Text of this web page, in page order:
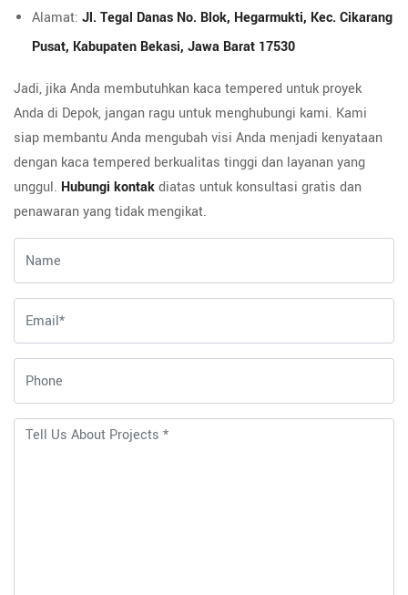
Alamat: Jl. Tegal Danas No. Blok, Hegarmukti, Kec. Cikarang
Pusat, Kabupaten Bekasi, Jawa Barat 17530
Jadi, jika Anda membutuhkan kaca tempered untuk proyek
Anda di Depok, jangan ragu untuk menghubungi kami. Kami
siap membantu Anda mengubah visi Anda menjadi kenyataan
dengan kaca tempered berkualitas tinggi dan layanan yang
unggul. Hubungi kontakdiatas untuk konsultasi gratis dan
penawaran yang tidak mengikat.